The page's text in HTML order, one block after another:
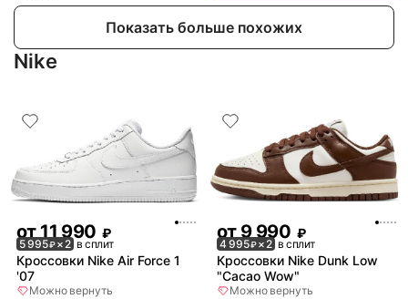
Показать больше похожих
Nike
от11 990 ₽
5 995₽× 2 в сплит
Кроссовки Nike Air Force 1
'07
Можно вернуть
от9 990 ₽
4 995₽× 2 в сплит
Кроссовки Nike Dunk Low
"Cacao Wow"
Можно вернуть